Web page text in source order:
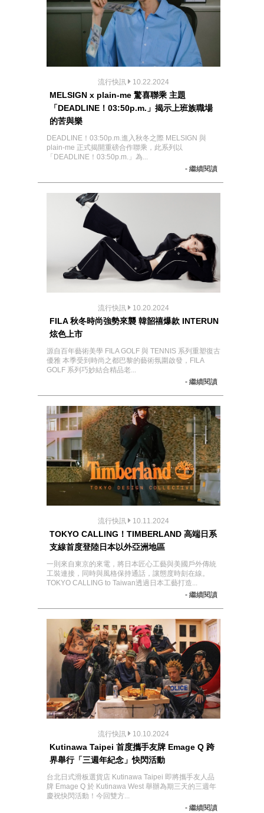
流行快訊 10.22.2024
MELSIGN x plain-me 驚喜聯乘 主題
「DEADLINE！03:50p.m.」揭示上班族職場
的苦與樂
DEADLINE！03:50p.m.進入秋冬之際 MELSIGN 與
plain-me 正式揭開重磅合作聯乘，此系列以
「DEADLINE！03:50p.m.」為...
- 繼續閱讀
流行快訊 10.20.2024
FILA 秋冬時尚強勢來襲 韓韶禧爆款 INTERUN
炫色上市
源自百年藝術美學 FILA GOLF 與 TENNIS 系列重塑復古
優雅 本季受到時尚之都巴黎的藝術氛圍啟發，FILA
GOLF 系列巧妙結合精品老...
- 繼續閱讀
流行快訊 10.11.2024
TOKYO CALLING！TIMBERLAND 高端日系
支線首度登陸日本以外亞洲地區
一則來自東京的來電，將日本匠心工藝與美國戶外傳統
工裝連接，同時與風格保持通話，讓態度時刻在線。
TOKYO CALLING to Taiwan透過日本工藝打造...
- 繼續閱讀
流行快訊 10.10.2024
Kutinawa Taipei 首度攜手友牌 Emage Q 跨
界舉行「三週年紀念」快閃活動
台北日式滑板選貨店 Kutinawa Taipei 即將攜手友人品
牌 Emage Q 於 Kutinawa West 舉辦為期三天的三週年
慶祝快閃活動！今回雙方...
- 繼續閱讀